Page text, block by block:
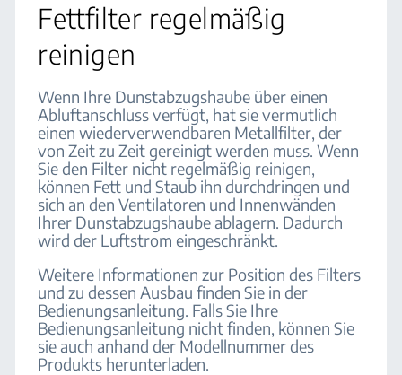
Fettfilter regelmäßig
reinigen
Wenn Ihre Dunstabzugshaube über einen
Abluftanschluss verfügt, hat sie vermutlich
einen wiederverwendbaren Metallfilter, der
von Zeit zu Zeit gereinigt werden muss. Wenn
Sie den Filter nicht regelmäßig reinigen,
können Fett und Staub ihn durchdringen und
sich an den Ventilatoren und Innenwänden
Ihrer Dunstabzugshaube ablagern. Dadurch
wird der Luftstrom eingeschränkt.
Weitere Informationen zur Position des Filters
und zu dessen Ausbau finden Sie in der
Bedienungsanleitung. Falls Sie Ihre
Bedienungsanleitung nicht finden, können Sie
sie auch anhand der Modellnummer des
Produkts herunterladen.